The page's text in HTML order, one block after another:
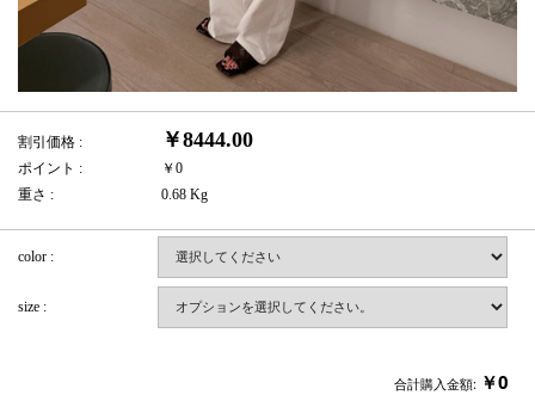
割引価格 : ￥8444.00
ポイント :
￥0
重さ :
0.68 Kg
color :
size :
合計購入金額: ￥0